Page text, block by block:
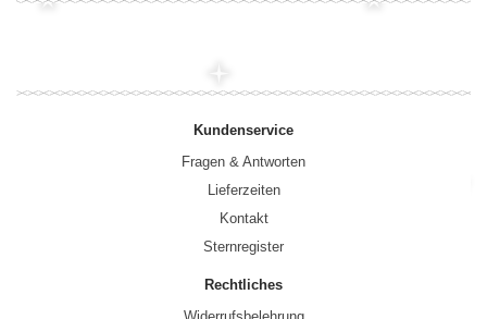
Kundenservice
Fragen & Antworten
Lieferzeiten
Kontakt
Sternregister
Rechtliches